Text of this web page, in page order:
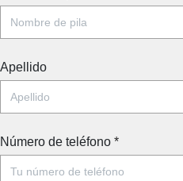
Apellido
Número de teléfono *